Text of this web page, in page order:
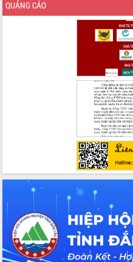
Hội nghị Báo cáo viên Trung ương
Phó Thủ tướng Hồ Quốc Dũng đánh giá
Hội nghị Ban Chấp hành Đảng bộ tỉnh
Đắk Lắk lần thứ 2 (mở rộng)
Tập trung giải phóng mặt bằng, đẩy
nhanh tiến độ Tuyến đường bộ ven
Gỡ khó, khởi công xây dựng, sửa chữa
toàn bộ nhà ở cho hộ dân đúng tiến độ
đề ra
UBND tỉnh Đắk Lắk tổng kết công tác
quốc phòng, quân sự địa phương năm
2025
Tập trung triển khai quyết liệt, đồng bộ
các giải pháp nhằm thực hiện hiệu quả
các nhiệm vụ đề ra năm 2025
QUẢNG CÁO